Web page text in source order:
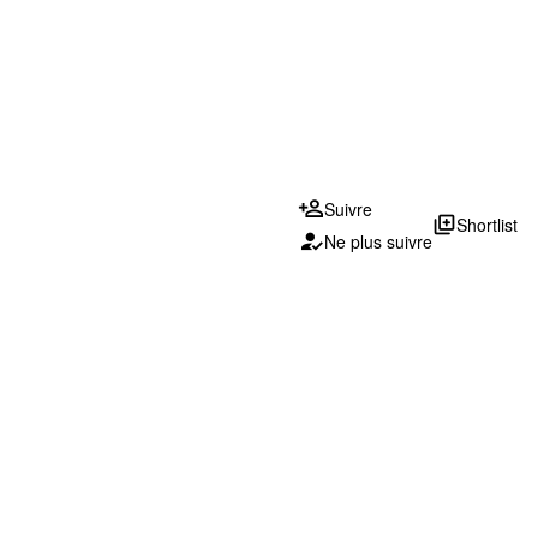
Suivre
Ne plus suivre
library_addShortlist